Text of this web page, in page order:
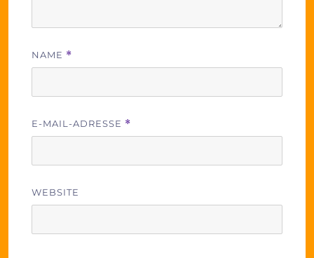
NAME *
E-MAIL-ADRESSE *
WEBSITE